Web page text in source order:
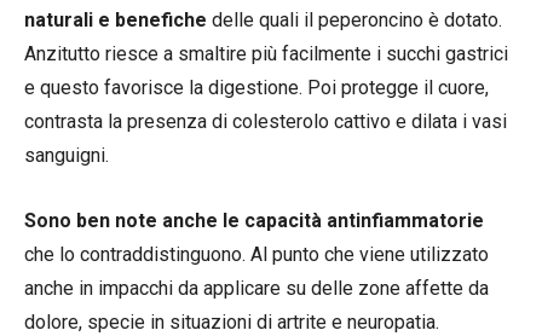
naturali e benefiche delle quali il peperoncino è dotato.
Anzitutto riesce a smaltire più facilmente i succhi gastrici
e questo favorisce la digestione. Poi protegge il cuore,
contrasta la presenza di colesterolo cattivo e dilata i vasi
sanguigni.
Sono ben note anche le capacità antinfiammatorie
che lo contraddistinguono. Al punto che viene utilizzato
anche in impacchi da applicare su delle zone affette da
dolore, specie in situazioni di artrite e neuropatia.